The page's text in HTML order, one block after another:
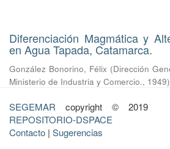
Diferenciación Magmática y
en Agua Tapada, Catamarca.
González Bonorino, Félix (Dirección
Ministerio de Industria y Comercio., 1949)
SEGEMAR copyright © 2019
REPOSITORIO-DSPACE
Contacto | Sugerencias